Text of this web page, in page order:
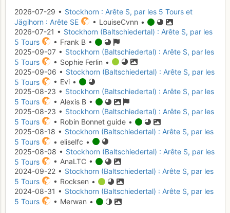
2026-07-29 • Stockhorn : Arête S, par les 5 Tours et
Jägihorn : Arête SE
• LouiseCvnn •
2026-07-21 • Stockhorn (Baltschiedertal) : Arête S, par les
5 Tours
• Frank B •
2025-09-07 • Stockhorn (Baltschiedertal) : Arête S, par les
5 Tours
• Sophie Ferlin •
2025-09-06 • Stockhorn (Baltschiedertal) : Arête S, par les
5 Tours
• Evi •
2025-08-23 • Stockhorn (Baltschiedertal) : Arête S, par les
5 Tours
• Alexis B •
2025-08-23 • Stockhorn (Baltschiedertal) : Arête S, par les
5 Tours
• Robin Bonnet guide •
2025-08-18 • Stockhorn (Baltschiedertal) : Arête S, par les
5 Tours
• eliselfc •
2025-08-08 • Stockhorn (Baltschiedertal) : Arête S, par les
5 Tours
• AnaLTC •
2024-09-22 • Stockhorn (Baltschiedertal) : Arête S, par les
5 Tours
• Rocksen •
2024-08-31 • Stockhorn (Baltschiedertal) : Arête S, par les
5 Tours
• Merwan •